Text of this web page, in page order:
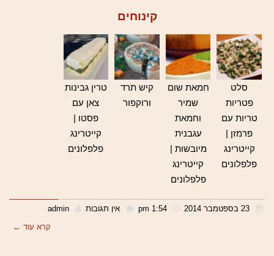
קינוחים
סלט
פטריות
טריות עם
פרמזן |
קייטרינג
פלפלונים
חמאת שום
שמיר
וחמאת
עגבנית
מיובשות |
קייטרינג
פלפלונים
קיש תרד
ורוקפור
טרין גבינות
צאן עם
פסטו |
קייטרינג
פלפלונים
אין תגובות
admin
קרא עוד ←